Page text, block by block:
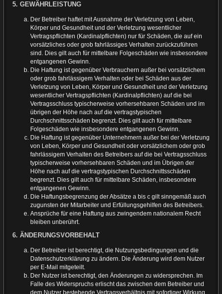
5. GEWÄHRLEISTUNG
Der Betreiber haftet mit Ausnahme der Verletzung von Leben,
Körper und Gesundheit und der Verletzung wesentlicher
Vertragspflichten (Kardinalpflichten) nur für Schäden, die auf ein
vorsätzliches oder grob fahrlässiges Verhalten zurückzuführen
sind. Dies gilt auch für mittelbare Folgeschäden wie insbesondere
entgangenen Gewinn.
Die Haftung ist gegenüber Verbrauchern außer bei vorsätzlichem
oder grob fahrlässigem Verhalten oder bei Schäden aus der
Verletzung von Leben, Körper und Gesundheit und der Verletzung
wesentlicher Vertragspflichten (Kardinalpflichten) auf die bei
Vertragsschluss typischerweise vorhersehbaren Schäden und im
übrigen der Höhe nach auf die vertragstypischen
Durchschnittsschäden begrenzt. Dies gilt auch für mittelbare
Folgeschäden wie insbesondere entgangenen Gewinn.
Die Haftung ist gegenüber Unternehmern außer bei der Verletzung
von Leben, Körper und Gesundheit oder vorsätzlichem oder grob
fahrlässigem Verhalten des Betreibers auf die bei Vertragsschluss
typischerweise vorhersehbaren Schäden und im Übrigen der
Höhe nach auf die vertragstypischen Durchschnittsschäden
begrenzt. Dies gilt auch für mittelbare Schäden, insbesondere
entgangenen Gewinn.
Die Haftungsbegrenzung der Absätze a bis c gilt sinngemäß auch
zugunsten der Mitarbeiter und Erfüllungsgehilfen des Betreibers.
Ansprüche für eine Haftung aus zwingendem nationalem Recht
bleiben unberührt.
6. ÄNDERUNGSVORBEHALT
Der Betreiber ist berechtigt, die Nutzungsbedingungen und die
Datenschutzerklärung zu ändern. Die Änderung wird dem Nutzer
per E-Mail mitgeteilt.
Der Nutzer ist berechtigt, den Änderungen zu widersprechen. Im
Falle des Widerspruchs erlischt das zwischen dem Betreiber und
dem Nutzer bestehende Vertragsverhältnis mit sofortiger Wirkung.